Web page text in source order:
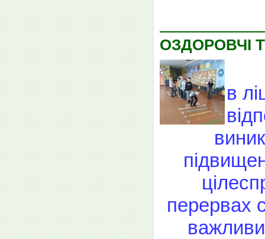
ОЗДОРОВЧІ
в
перервах